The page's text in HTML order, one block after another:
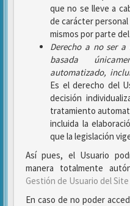
que no se lleve a
de carácter
mismos por parte
Derecho a no ser a
basada
automatizado,
Es el derecho del
decisión
tratamiento
incluida la
que la legislación
Así pues, el Usuario
manera totalmente
Gestión de Usuario del Site
En caso de no poder